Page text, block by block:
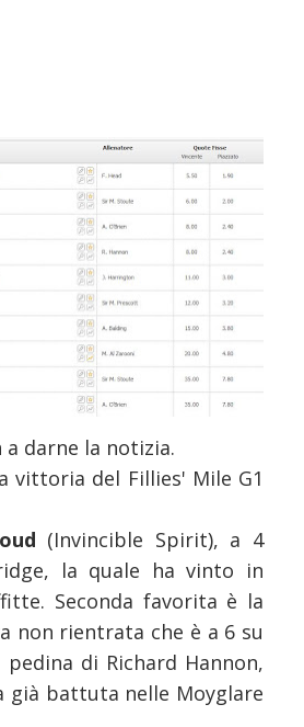
darne la notizia.
vittoria del Fillies' Mile G1
(Invincible Spirit), a 4
la quale ha vinto in
Seconda favorita è la
non rientrata che è a 6 su
pedina di Richard Hannon,
già battuta nelle Moyglare